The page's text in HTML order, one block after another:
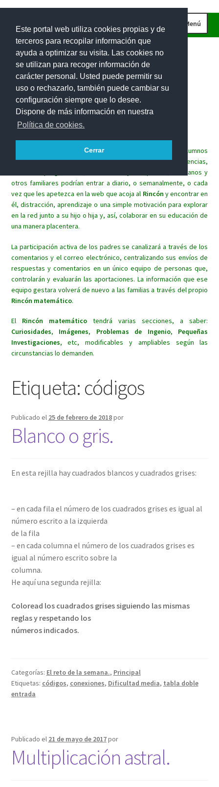
Este portal web utiliza cookies propias y de
terceros para recopilar información que
ayuda a optimizar su visita. Las cookies no
se utilizan para recoger información de
carácter personal. Usted puede permitir su
uso o rechazarlo, también puede cambiar su
configuración siempre que lo desee.
Dispone de más información en nuestra
Política de cookies.
Cerrar
la
navegación
al
contenido
Menú
INICIO
CURIOSIDADES
IMÁGENES
INVESTIGACIONES
PROBLEMAS DE INGENIO
PROBLEMAS INTERACTIVOS
Rincónmatemáticopara
familias.
Este espacio lúdico trata de implicar a las familias de los alumnos
en el aprendizaje de las matemáticas de sus hijos. Sin exigencias,
sin tareas programadas, los alumnos y sus padres, hermanos y
otros familiares podrían entrar a diario, o semanalmente, o cada
vez que les apetezca en la web que acoja al Rincón y encontrar en
él, distracción, aprendizaje o una simple motivación para explorar
en la red junto a su hijo o hija y, así, colaborar en su educación de
una manera placentera.
La participación activa de los padres se canalizará a través de los
comentarios y el correo electrónico, centralizando sus envíos de
respuestas y comentarios en un único equipo de personas que,
controlarán y evaluarán las aportaciones. La información que ese
equipo gestara volverá de nuevo a las familias a través del propio
Rincón matemático.
El Rincón matemáticotendrá varias secciones, a saber:
Curiosidades, Imágenes, Problemas de Ingenio, Pequeñas
Investigaciones, etc, modificables y ampliables según las
circunstancias lo demanden.
Etiqueta: códigos
Publicado el 25 de febrero de 2018por
Blanco o gris.
En esta rejilla hay cuadrados blancos y cuadrados grises:
– en cada fila el número de los cuadrados grises es igual al
número escrito a la izquierda
de la fila
– en cada columna el número de los cuadrados grises es
igual al número escrito sobre la
columna.
He aquí una segunda rejilla:
Coloread los cuadrados grises siguiendo las mismas
reglas y respetando los
números indicados.
Categorías: El reto de la semana., Principal
Etiquetas: códigos, conexiones, Dificultad media, tabla doble
entrada
Publicado el 21 de mayo de 2017por
Multiplicación astral.